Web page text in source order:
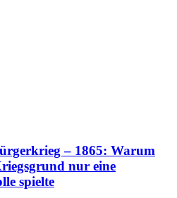
– 1865: Warum
nur eine
spielte